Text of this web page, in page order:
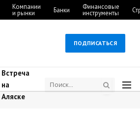
Компании
и рынки Банки Финансовые
инструменты
ПОДПИСАТЬСЯ
Встреча
на
Аляске